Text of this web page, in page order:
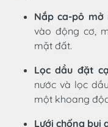
Nắp ca-pô mở
vào động cơ,
mặt đất.
Lọc dầu đặt
nước và lọc
một khoang
Lưới chống bụi